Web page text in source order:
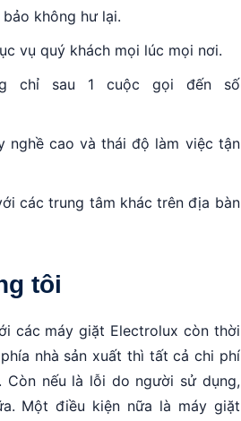
không hư lại.
vụ quý khách mọi lúc mọi nơi.
chỉ sau 1 cuộc gọi đến số
nghề cao và thái độ làm việc tận
các trung tâm khác trên địa bàn
tôi
các máy giặt Electrolux còn thời
nhà sản xuất thì tất cả chi phí
nếu là lỗi do người sử dụng,
Một điều kiện nữa là máy giặt